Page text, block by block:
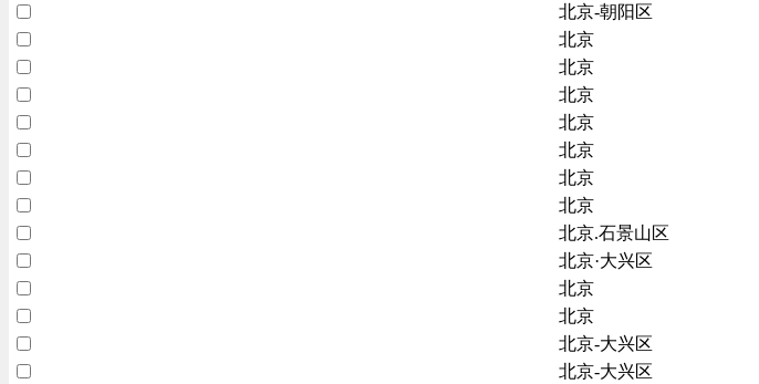
北京-朝阳区
北京
北京
北京
北京
北京
北京
北京
北京.石景山区
北京·大兴区
北京
北京
北京-大兴区
北京-大兴区